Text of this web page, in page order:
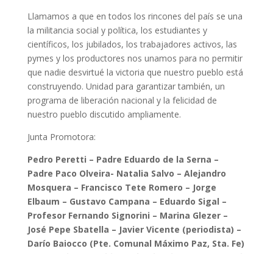
Llamamos a que en todos los rincones del país se una
la militancia social y política, los estudiantes y
científicos, los jubilados, los trabajadores activos, las
pymes y los productores nos unamos para no permitir
que nadie desvirtué la victoria que nuestro pueblo está
construyendo. Unidad para garantizar también, un
programa de liberación nacional y la felicidad de
nuestro pueblo discutido ampliamente.
Junta Promotora:
Pedro Peretti – Padre Eduardo de la Serna –
Padre Paco Olveira- Natalia Salvo – Alejandro
Mosquera – Francisco Tete Romero – Jorge
Elbaum – Gustavo Campana – Eduardo Sigal –
Profesor Fernando Signorini – Marina Glezer –
José Pepe Sbatella – Javier Vicente (periodista) –
Darío Baiocco (Pte. Comunal Máximo Paz, Sta. Fe)